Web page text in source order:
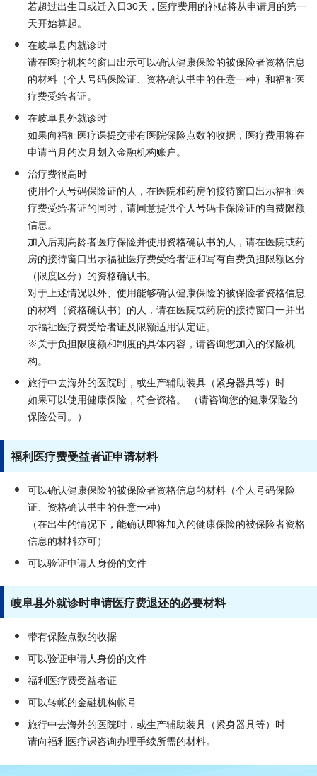
若超过出生日或迁入日30天，医疗费用的补贴将从申请月的第一
天开始算起。
在岐阜县内就诊时
请在医疗机构的窗口出示可以确认健康保险的被保险者资格信息
的材料（个人号码保险证、资格确认书中的任意一种）和福祉医
疗费受给者证。
在岐阜县外就诊时
如果向福祉医疗课提交带有医院保险点数的收据，医疗费用将在
申请当月的次月划入金融机构账户。
治疗费很高时
使用个人号码保险证的人，在医院和药房的接待窗口出示福祉医
疗费受给者证的同时，请同意提供个人号码卡保险证的自费限额
信息。
加入后期高龄者医疗保险并使用资格确认书的人，请在医院或药
房的接待窗口出示福祉医疗费受给者证和写有自费负担限额区分
（限度区分）的资格确认书。
对于上述情况以外、使用能够确认健康保险的被保险者资格信息
的材料（资格确认书）的人，请在医院或药房的接待窗口一并出
示福祉医疗费受给者证及限额适用认定证。
※关于负担限度额和制度的具体内容，请咨询您加入的保险机
构。
旅行中去海外的医院时，或生产辅助装具（紧身器具等）时
如果可以使用健康保险，符合资格。 （请咨询您的健康保险的
保险公司。）
福利医疗费受益者证申请材料
可以确认健康保险的被保险者资格信息的材料（个人号码保险
证、资格确认书中的任意一种）
（在出生的情况下，能确认即将加入的健康保险的被保险者资格
信息的材料亦可）
可以验证申请人身份的文件
岐阜县外就诊时申请医疗费退还的必要材料
带有保险点数的收据
可以验证申请人身份的文件
福利医疗费受益者证
可以转帐的金融机构帐号
旅行中去海外的医院时，或生产辅助装具（紧身器具等）时
请向福利医疗课咨询办理手续所需的材料。